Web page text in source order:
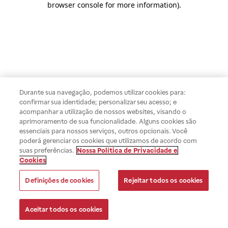
browser console for more information).
Durante sua navegação, podemos utilizar cookies para:
confirmar sua identidade; personalizar seu acesso; e
acompanhar a utilização de nossos websites, visando o
aprimoramento de sua funcionalidade. Alguns cookies são
essenciais para nossos serviços, outros opcionais. Você
poderá gerenciar os cookies que utilizamos de acordo com
suas preferências. Nossa Política de Privacidade e
Cookies
Definições de cookies Rejeitar todos os cookies
Aceitar todos os cookies